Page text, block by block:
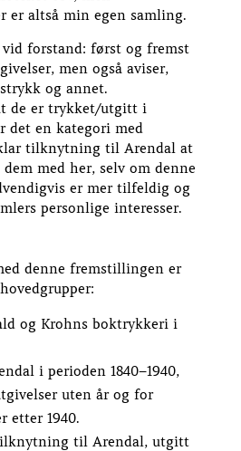
er altså min egen samling.
forstand: først og fremst
men også aviser,
og annet.
de er trykket/utgitt i
det en kategori med
tilknytning til Arendal at
med her, selv om denne
er mer tilfeldig og
personlige interesser.
denne fremstillingen er
og Krohns boktrykkeri i
i perioden 1840–1940,
uten år og for
etter 1940.
til Arendal, utgitt